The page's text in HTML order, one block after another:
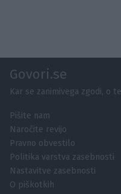
Govori.se
Kar se zanimivega zgodi, o
Pišite nam
Naročite revijo
Pravno obvestilo
Politika varstva zasebnosti
Nastavitve zasebnosti
O piškotkih